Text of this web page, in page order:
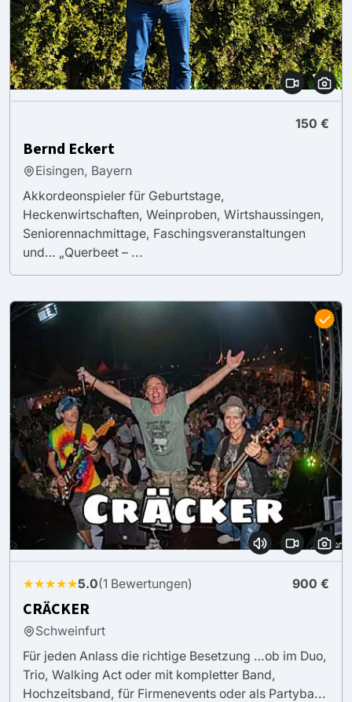
150 €
Bernd Eckert
Eisingen, Bayern
Akkordeonspieler für Geburtstage,
Heckenwirtschaften, Weinproben, Wirtshaussingen,
Seniorennachmittage, Faschingsveranstaltungen
und… „Querbeet – ...
★★★★★5.0(1 Bewertungen) 900 €
CRÄCKER
Schweinfurt
Für jeden Anlass die richtige Besetzung …ob im Duo,
Trio, Walking Act oder mit kompletter Band,
Hochzeitsband, für Firmenevents oder als Partyba...